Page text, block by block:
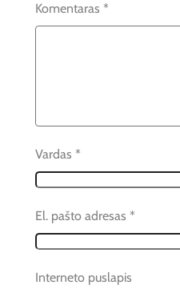
Komentaras *
Vardas *
El. pašto adresas *
Interneto puslapis